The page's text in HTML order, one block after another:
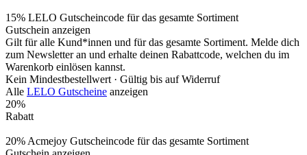
15% LELO Gutscheincode für das gesamte Sortiment
Gutschein anzeigen
Gilt für alle Kund*innen und für das gesamte Sortiment. Melde dich
zum Newsletter an und erhalte deinen Rabattcode, welchen du im
Warenkorb einlösen kannst.
Kein Mindestbestellwert · Gültig bis auf Widerruf
Alle LELO Gutscheine anzeigen
20%
Rabatt
20% Acmejoy Gutscheincode für das gesamte Sortiment